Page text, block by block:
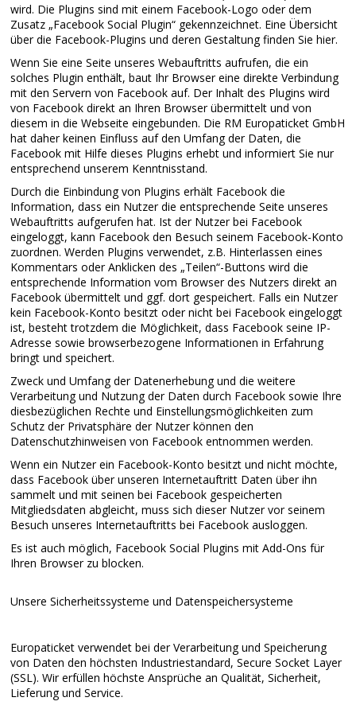
wird. Die Plugins sind mit einem Facebook-Logo oder dem
Zusatz „Facebook Social Plugin“ gekennzeichnet. Eine Übersicht
über die Facebook-Plugins und deren Gestaltung finden Sie hier.
Wenn Sie eine Seite unseres Webauftritts aufrufen, die ein
solches Plugin enthält, baut Ihr Browser eine direkte Verbindung
mit den Servern von Facebook auf. Der Inhalt des Plugins wird
von Facebook direkt an Ihren Browser übermittelt und von
diesem in die Webseite eingebunden. Die RM Europaticket GmbH
hat daher keinen Einfluss auf den Umfang der Daten, die
Facebook mit Hilfe dieses Plugins erhebt und informiert Sie nur
entsprechend unserem Kenntnisstand.
Durch die Einbindung von Plugins erhält Facebook die
Information, dass ein Nutzer die entsprechende Seite unseres
Webauftritts aufgerufen hat. Ist der Nutzer bei Facebook
eingeloggt, kann Facebook den Besuch seinem Facebook-Konto
zuordnen. Werden Plugins verwendet, z.B. Hinterlassen eines
Kommentars oder Anklicken des „Teilen“-Buttons wird die
entsprechende Information vom Browser des Nutzers direkt an
Facebook übermittelt und ggf. dort gespeichert. Falls ein Nutzer
kein Facebook-Konto besitzt oder nicht bei Facebook eingeloggt
ist, besteht trotzdem die Möglichkeit, dass Facebook seine IP-
Adresse sowie browserbezogene Informationen in Erfahrung
bringt und speichert.
Zweck und Umfang der Datenerhebung und die weitere
Verarbeitung und Nutzung der Daten durch Facebook sowie Ihre
diesbezüglichen Rechte und Einstellungsmöglichkeiten zum
Schutz der Privatsphäre der Nutzer können den
Datenschutzhinweisen von Facebook entnommen werden.
Wenn ein Nutzer ein Facebook-Konto besitzt und nicht möchte,
dass Facebook über unseren Internetauftritt Daten über ihn
sammelt und mit seinen bei Facebook gespeicherten
Mitgliedsdaten abgleicht, muss sich dieser Nutzer vor seinem
Besuch unseres Internetauftritts bei Facebook ausloggen.
Es ist auch möglich, Facebook Social Plugins mit Add-Ons für
Ihren Browser zu blocken.
Unsere Sicherheitssysteme und Datenspeichersysteme
Europaticket verwendet bei der Verarbeitung und Speicherung
von Daten den höchsten Industriestandard, Secure Socket Layer
(SSL). Wir erfüllen höchste Ansprüche an Qualität, Sicherheit,
Lieferung und Service.